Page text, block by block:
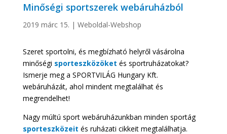
Minőségi sportszerek webáruházból
2019 márc 15. | Weboldal-Webshop
Szeret sportolni, és megbízható helyről vásárolna
minőségi sporteszközöket és sportruházatokat?
Ismerje meg a SPORTVILÁG Hungary Kft.
webáruházát, ahol mindent megtalálhat és
megrendelhet!
Nagy múltú sport webáruházunkban minden sportág
sporteszközeit és ruházati cikkeit megtalálhatja.